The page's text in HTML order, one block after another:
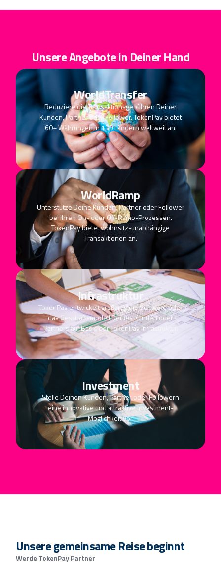
Unsere Angebote in Deiner Hand
WorldTransfer
Reduziere die Transaktionsgebühren Deiner
Kunden, Partner oder Follower. TokenPay bietet
60+ Währungen in 130 Ländern weltweit an.
WorldRamp
Unterstütze Deine Kunden, Partner oder Follower
bei ihren On- oder Off-Ramp-Prozessen.
TokenPay bietet wohnsitz-unabhängige
Transaktionen an.
Infrastruktur
TokenPay entwickelt großartig die Software oder
das Geschäftsmodell Deines Kunden oder
Partners auf Basis der TokenPay Infrastruktur.
Investment
Stelle Deinen Kunden, Partner oder Followern
eine innovative und attraktive Investment-
Möglichkeit vor.
Unsere gemeinsame Reise beginnt
Werde TokenPay Partner